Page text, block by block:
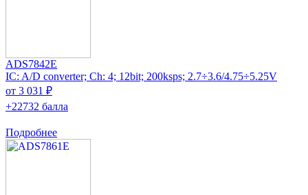
ADS7842E
IC: A/D converter; Ch: 4; 12bit; 200ksps; 2.7÷3.6/4.75÷5.25V
от 3 031 ₽
+22732 балла
Подробнее